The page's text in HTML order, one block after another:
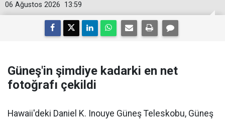
13:59
06 Ağustos 2026
Güneş'in şimdiye kadarki en net
fotoğrafı çekildi
Hawaii'deki Daniel K. Inouye Güneş Teleskobu, Güneş